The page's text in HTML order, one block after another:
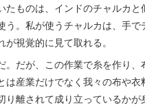
ものは、インドのチャルカ
。私が使うチャルカは、手
視覚的に見て取れる。
だが、この作業で糸を作り
産業だけでなく我々の布や
離されて成り立っているかが